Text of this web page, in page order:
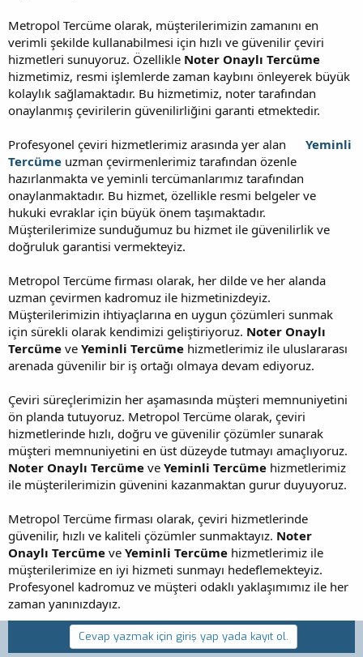
Metropol Tercüme olarak, müşterilerimizin zamanını en
verimli şekilde kullanabilmesi için hızlı ve güvenilir çeviri
hizmetleri sunuyoruz. Özellikle Noter Onaylı Tercüme
hizmetimiz, resmi işlemlerde zaman kaybını önleyerek büyük
kolaylık sağlamaktadır. Bu hizmetimiz, noter tarafından
onaylanmış çevirilerin güvenilirliğini garanti etmektedir.
Profesyonel çeviri hizmetlerimiz arasında yer alan
Yeminli
Tercüme uzman çevirmenlerimiz tarafından özenle
hazırlanmakta ve yeminli tercümanlarımız tarafından
onaylanmaktadır. Bu hizmet, özellikle resmi belgeler ve
hukuki evraklar için büyük önem taşımaktadır.
Müşterilerimize sunduğumuz bu hizmet ile güvenilirlik ve
doğruluk garantisi vermekteyiz.
Metropol Tercüme firması olarak, her dilde ve her alanda
uzman çevirmen kadromuz ile hizmetinizdeyiz.
Müşterilerimizin ihtiyaçlarına en uygun çözümleri sunmak
için sürekli olarak kendimizi geliştiriyoruz. Noter Onaylı
Tercüme ve Yeminli Tercüme hizmetlerimiz ile uluslararası
arenada güvenilir bir iş ortağı olmaya devam ediyoruz.
Çeviri süreçlerimizin her aşamasında müşteri memnuniyetini
ön planda tutuyoruz. Metropol Tercüme olarak, çeviri
hizmetlerinde hızlı, doğru ve güvenilir çözümler sunarak
müşteri memnuniyetini en üst düzeyde tutmayı amaçlıyoruz.
Noter Onaylı Tercüme ve Yeminli Tercüme hizmetlerimiz
ile müşterilerimizin güvenini kazanmaktan gurur duyuyoruz.
Metropol Tercüme firması olarak, çeviri hizmetlerinde
güvenilir, hızlı ve kaliteli çözümler sunmaktayız. Noter
Onaylı Tercüme ve Yeminli Tercüme hizmetlerimiz ile
müşterilerimize en iyi hizmeti sunmayı hedeflemekteyiz.
Profesyonel kadromuz ve müşteri odaklı yaklaşımımız ile her
zaman yanınızdayız.
Cevap yazmak için giriş yap yada kayıt ol.